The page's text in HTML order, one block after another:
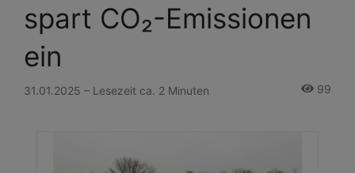
spart CO₂-Emissionen
ein
31.01.2025 – Lesezeit ca. 2 Minuten 99